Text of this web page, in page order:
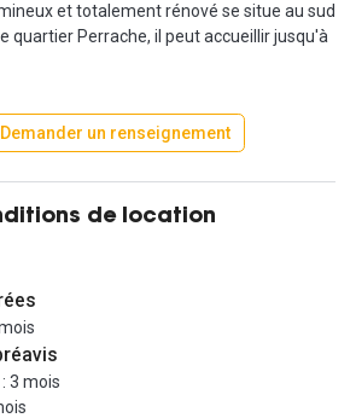
et totalement rénové se situe au sud
quartier Perrache, il peut accueillir jusqu'à
disponibles dans cet espace.
gares françaises, des transports
l'autoroute A6/A7.
a été conçu dans le but de favoriser
vos affaires !
Demander un renseignement
de location
3 mois